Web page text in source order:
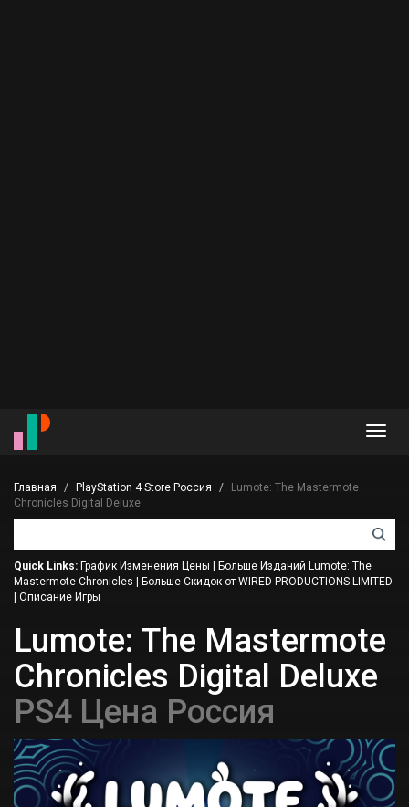
Главная PlayStation 4 Store Россия
Lumote: The Mastermote
Chronicles Digital Deluxe
Quick Links: График Изменения Цены
Больше Изданий Lumote: The
Mastermote Chronicles
Больше Скидок от WIRED PRODUCTIONS LIMITED
Описание Игры
Lumote: The Mastermote
Chronicles Digital Deluxe
PS4 Цена Россия